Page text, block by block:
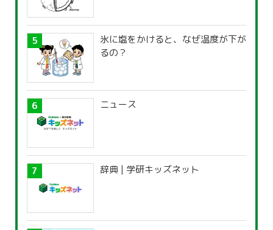
氷に塩をかけると、なぜ温度が下が
るの？
ニュース
辞典 | 学研キッズネット